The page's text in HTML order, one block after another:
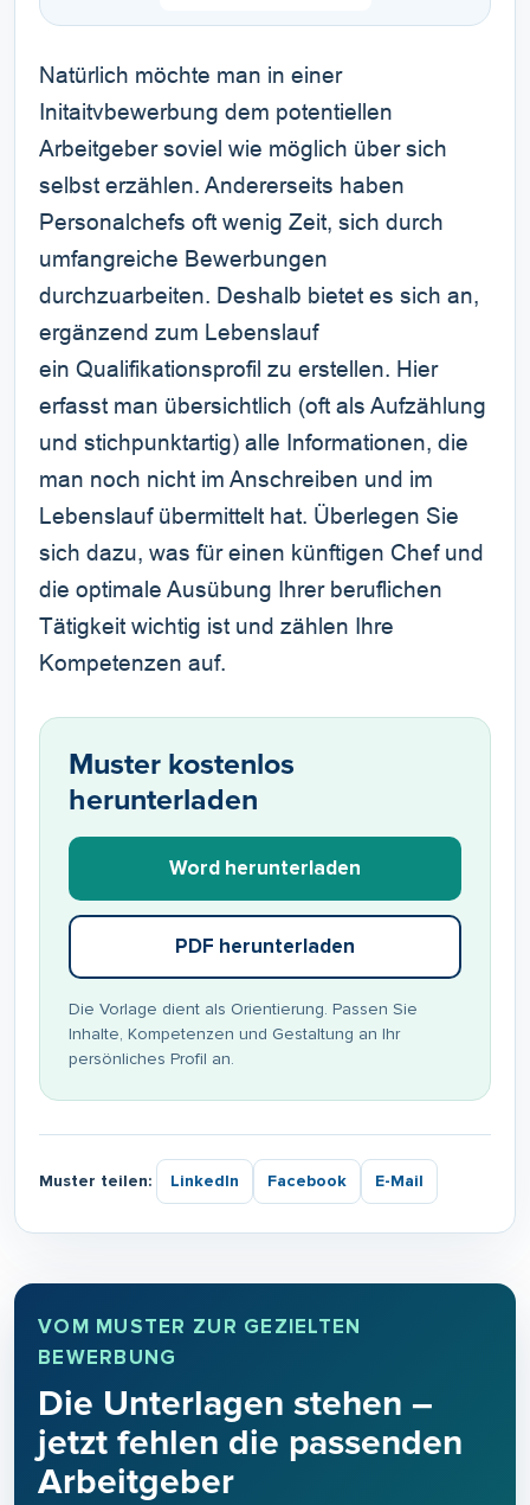
Natürlich möchte man in einer
Initaitvbewerbung dem potentiellen
Arbeitgeber soviel wie möglich über sich
selbst erzählen. Andererseits haben
Personalchefs oft wenig Zeit, sich durch
umfangreiche Bewerbungen
durchzuarbeiten. Deshalb bietet es sich an,
ergänzend zum Lebenslauf
ein Qualifikationsprofil zu erstellen. Hier
erfasst man übersichtlich (oft als Aufzählung
und stichpunktartig) alle Informationen, die
man noch nicht im Anschreiben und im
Lebenslauf übermittelt hat. Überlegen Sie
sich dazu, was für einen künftigen Chef und
die optimale Ausübung Ihrer beruflichen
Tätigkeit wichtig ist und zählen Ihre
Kompetenzen auf.
Muster kostenlos
herunterladen
Word herunterladen
PDF herunterladen
Die Vorlage dient als Orientierung. Passen Sie
Inhalte, Kompetenzen und Gestaltung an Ihr
persönliches Profil an.
Muster teilen: LinkedIn Facebook E-Mail
VOM MUSTER ZUR GEZIELTEN
BEWERBUNG
Die Unterlagen stehen –
jetzt fehlen die passenden
Arbeitgeber